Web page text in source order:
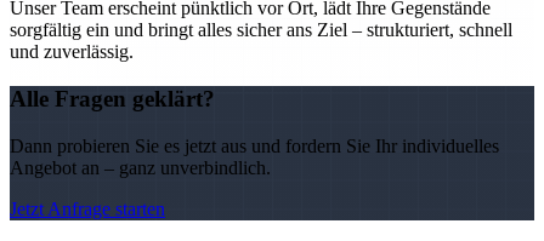
Unser Team erscheint pünktlich vor Ort, lädt Ihre Gegenstände
sorgfältig ein und bringt alles sicher ans Ziel – strukturiert, schnell
und zuverlässig.
Alle Fragen geklärt?
Dann probieren Sie es jetzt aus und fordern Sie Ihr individuelles
Angebot an – ganz unverbindlich.
Jetzt Anfrage starten